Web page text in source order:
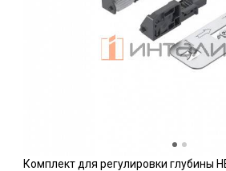
Комплект для регулировки глубины